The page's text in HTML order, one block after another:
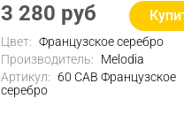
3 280 руб
Цвет: Французское серебро
Производитель:
Melodia
Артикул: 60 CAB Французское
серебро